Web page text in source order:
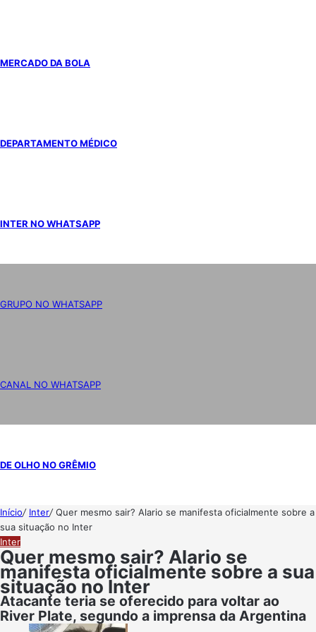
MERCADO DA BOLA
DEPARTAMENTO MÉDICO
INTER NO WHATSAPP
GRUPO NO WHATSAPP
CANAL NO WHATSAPP
DE OLHO NO GRÊMIO
Início/ Inter/Quer mesmo sair? Alario se manifesta oficialmente sobre a
sua situação no Inter
Inter
Quer mesmo sair? Alario se
manifesta oficialmente sobre a sua
situação no Inter
Atacante teria se oferecido para voltar ao
River Plate, segundo a imprensa da Argentina